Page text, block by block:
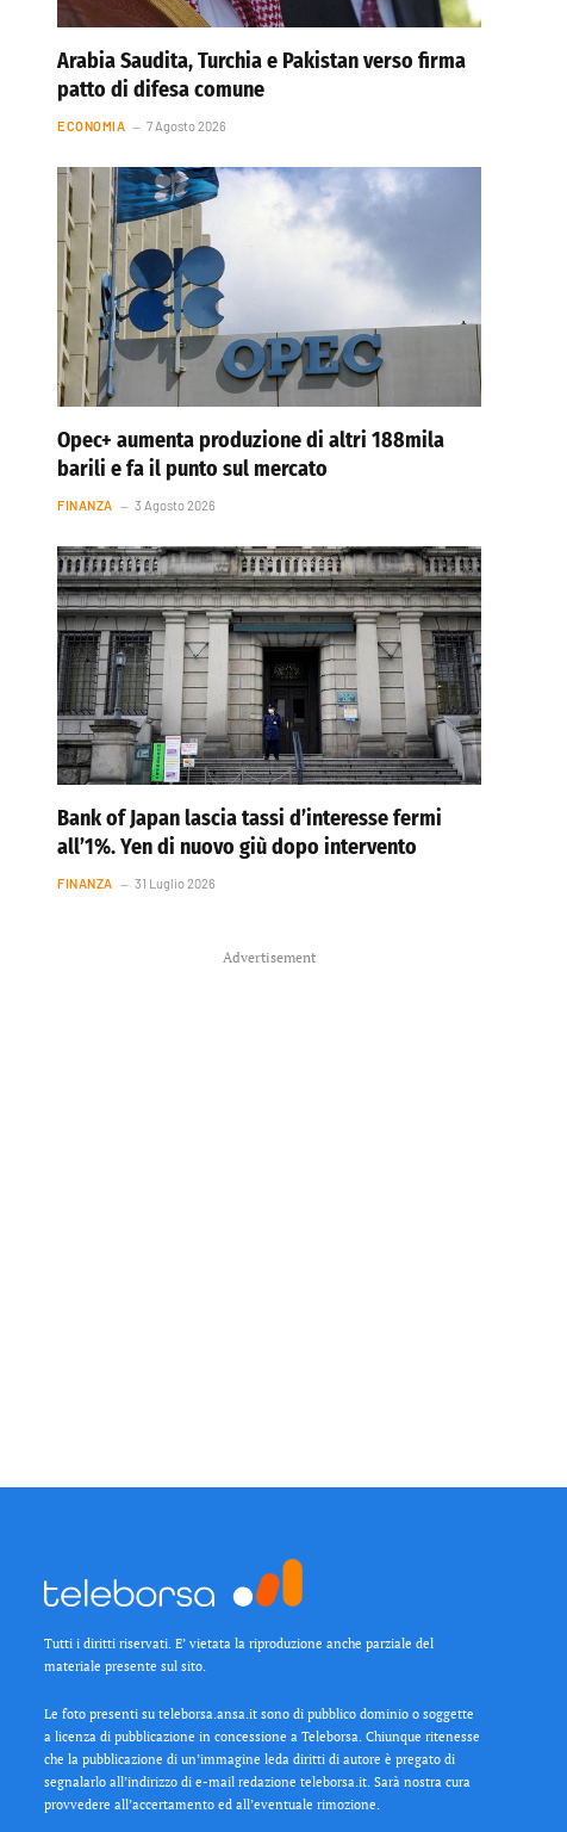
Arabia Saudita, Turchia e Pakistan verso firma
patto di difesa comune
ECONOMIA 7 Agosto 2026
Opec+ aumenta produzione di altri 188mila
barili e fa il punto sul mercato
FINANZA 3 Agosto 2026
Bank of Japan lascia tassi d’interesse fermi
all’1%. Yen di nuovo giù dopo intervento
FINANZA 31 Luglio 2026
Advertisement
Tutti i diritti riservati. E’ vietata la riproduzione anche parziale del
materiale presente sul sito.
Le foto presenti su teleborsa.ansa.it sono di pubblico dominio o soggette
a licenza di pubblicazione in concessione a Teleborsa. Chiunque ritenesse
che la pubblicazione di un’immagine leda diritti di autore è pregato di
segnalarlo all’indirizzo di e-mail redazione teleborsa.it. Sarà nostra cura
provvedere all’accertamento ed all’eventuale rimozione.